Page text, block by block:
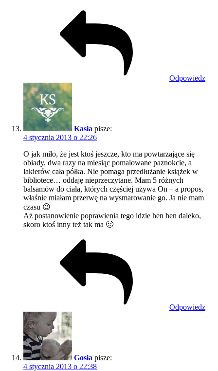
Odpowiedz
Kasia pisze:
4 stycznia 2013 o 22:26
O jak miło, że jest ktoś jeszcze, kto ma powtarzające się
obiady, dwa razy na miesiąc pomalowane paznokcie, a
lakierów cała półka. Nie pomaga przedłużanie książek w
bibliotece… oddaję nieprzeczytane. Mam 5 różnych
balsamów do ciała, których częściej używa On – a propos,
właśnie miałam przerwę na wysmarowanie go. Ja nie mam
czasu 😉
Aż postanowienie poprawienia tego idzie hen hen daleko,
skoro ktoś inny też tak ma 🙂
Odpowiedz
Gosia pisze:
4 stycznia 2013 o 22:38